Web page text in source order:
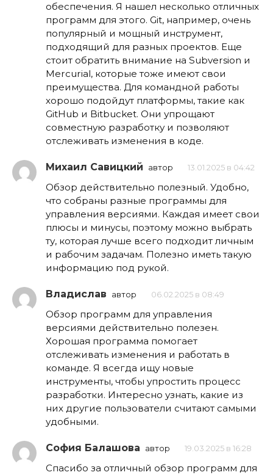
обеспечения. Я нашел несколько отличных
программ для этого. Git, например, очень
популярный и мощный инструмент,
подходящий для разных проектов. Еще
стоит обратить внимание на Subversion и
Mercurial, которые тоже имеют свои
преимущества. Для командной работы
хорошо подойдут платформы, такие как
GitHub и Bitbucket. Они упрощают
совместную разработку и позволяют
отслеживать изменения в коде.
Михаил Савицкий автор 13.01.2025 в 04:42
Обзор действительно полезный. Удобно,
что собраны разные программы для
управления версиями. Каждая имеет свои
плюсы и минусы, поэтому можно выбрать
ту, которая лучше всего подходит личным
и рабочим задачам. Полезно иметь такую
информацию под рукой.
Владислав автор 06.02.2025 в 08:49
Обзор программ для управления
версиями действительно полезен.
Хорошая программа помогает
отслеживать изменения и работать в
команде. Я всегда ищу новые
инструменты, чтобы упростить процесс
разработки. Интересно узнать, какие из
них другие пользователи считают самыми
удобными.
София Балашова автор 19.03.2025 в 16:28
Спасибо за отличный обзор программ для